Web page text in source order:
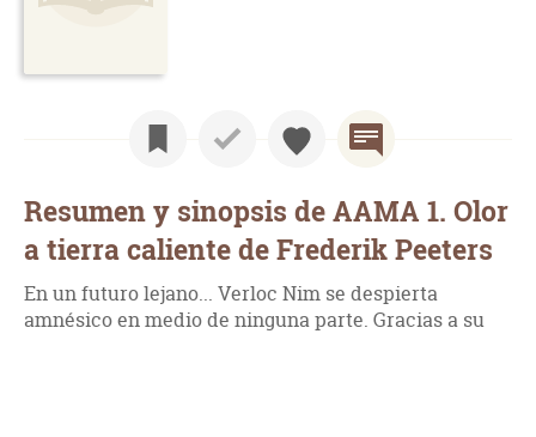
Resumen y sinopsis de AAMA 1. Olor
a tierra caliente de Frederik Peeters
En un futuro lejano... Verloc Nim se despierta
amnésico en medio de ninguna parte. Gracias a su